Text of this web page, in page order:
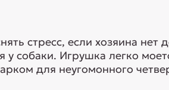
стресс, если хозяина
собаки. Игрушка легко
для неугомонного